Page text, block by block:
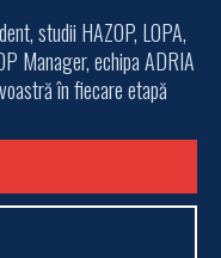
studii HAZOP, LOPA,
Manager, echipa ADRIA
în fiecare etapă